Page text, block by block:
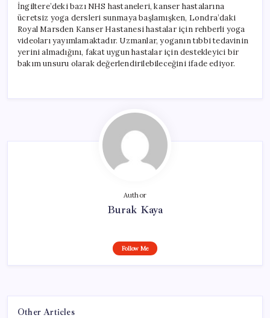
İngiltere’deki bazı NHS hastaneleri, kanser hastalarına
ücretsiz yoga dersleri sunmaya başlamışken, Londra’daki
Royal Marsden Kanser Hastanesi hastalar için rehberli yoga
videoları yayımlamaktadır. Uzmanlar, yoganın tıbbi tedavinin
yerini almadığını, fakat uygun hastalar için destekleyici bir
bakım unsuru olarak değerlendirilebileceğini ifade ediyor.
Author
Burak Kaya
Follow Me
Other Articles